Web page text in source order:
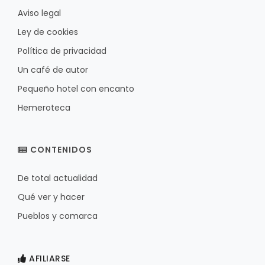
Aviso legal
Ley de cookies
Política de privacidad
Un café de autor
Pequeño hotel con encanto
Hemeroteca
CONTENIDOS
De total actualidad
Qué ver y hacer
Pueblos y comarca
AFILIARSE